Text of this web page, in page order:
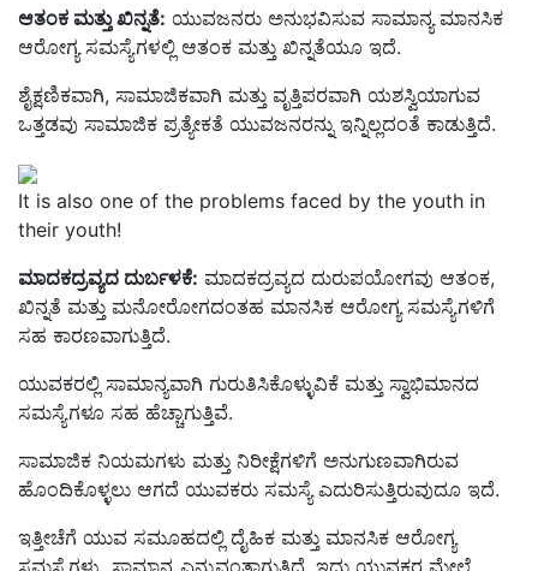
ಆತಂಕ ಮತ್ತು ಖಿನ್ನತೆ: ಯುವಜನರು ಅನುಭವಿಸುವ ಸಾಮಾನ್ಯ ಮಾನಸಿಕ
ಆರೋಗ್ಯ ಸಮಸ್ಯೆಗಳಲ್ಲಿ ಆತಂಕ ಮತ್ತು ಖಿನ್ನತೆಯೂ ಇದೆ.
ಶೈಕ್ಷಣಿಕವಾಗಿ, ಸಾಮಾಜಿಕವಾಗಿ ಮತ್ತು ವೃತ್ತಿಪರವಾಗಿ ಯಶಸ್ವಿಯಾಗುವ
ಒತ್ತಡವು ಸಾಮಾಜಿಕ ಪ್ರತ್ಯೇಕತೆ ಯುವಜನರನ್ನು ಇನ್ನಿಲ್ಲದಂತೆ ಕಾಡುತ್ತಿದೆ.
It is also one of the problems faced by the youth in
their youth!
ಮಾದಕದ್ರವ್ಯದ ದುರ್ಬಳಕೆ: ಮಾದಕದ್ರವ್ಯದ ದುರುಪಯೋಗವು ಆತಂಕ,
ಖಿನ್ನತೆ ಮತ್ತು ಮನೋರೋಗದಂತಹ ಮಾನಸಿಕ ಆರೋಗ್ಯ ಸಮಸ್ಯೆಗಳಿಗೆ
ಸಹ ಕಾರಣವಾಗುತ್ತಿದೆ.
ಯುವಕರಲ್ಲಿ ಸಾಮಾನ್ಯವಾಗಿ ಗುರುತಿಸಿಕೊಳ್ಳುವಿಕೆ ಮತ್ತು ಸ್ವಾಭಿಮಾನದ
ಸಮಸ್ಯೆಗಳೂ ಸಹ ಹೆಚ್ಚಾಗುತ್ತಿವೆ.
ಸಾಮಾಜಿಕ ನಿಯಮಗಳು ಮತ್ತು ನಿರೀಕ್ಷೆಗಳಿಗೆ ಅನುಗುಣವಾಗಿರುವ
ಹೊಂದಿಕೊಳ್ಳಲು ಆಗದೆ ಯುವಕರು ಸಮಸ್ಯೆ ಎದುರಿಸುತ್ತಿರುವುದೂ ಇದೆ.
ಇತ್ತೀಚೆಗೆ ಯುವ ಸಮೂಹದಲ್ಲಿ ದೈಹಿಕ ಮತ್ತು ಮಾನಸಿಕ ಆರೋಗ್ಯ